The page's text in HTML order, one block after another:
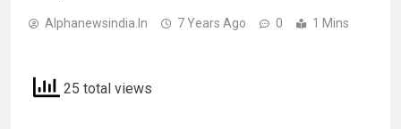
Alphanewsindia.in 7 Years Ago 0 1 Mins
25 total views